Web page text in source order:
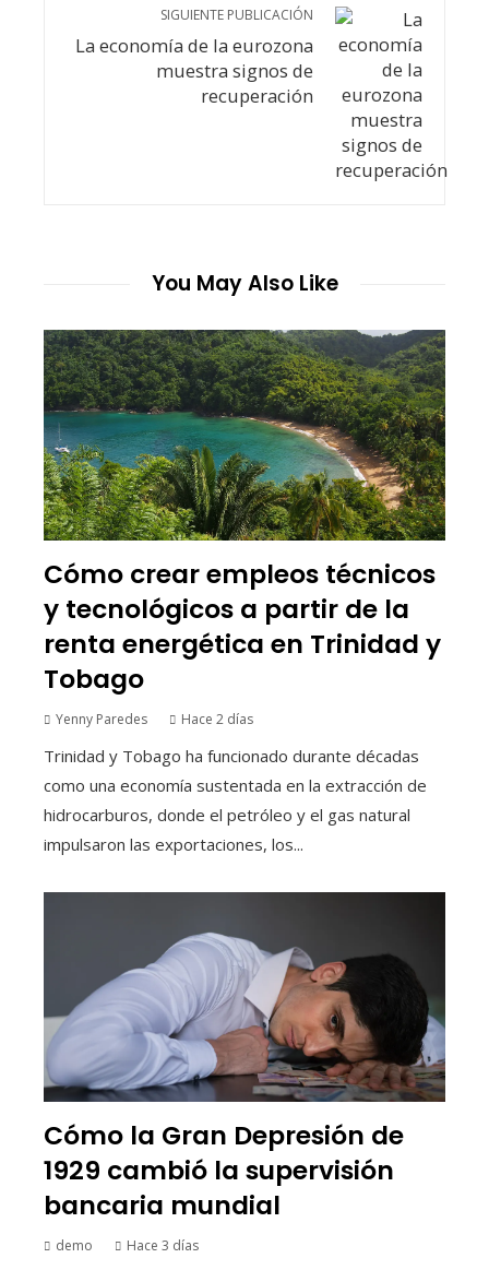
SIGUIENTE PUBLICACIÓN
La economía de la eurozona
muestra signos de
recuperación
You May Also Like
Cómo crear empleos técnicos
y tecnológicos a partir de la
renta energética en Trinidad y
Tobago
Yenny Paredes Hace 2 días
Trinidad y Tobago ha funcionado durante décadas
como una economía sustentada en la extracción de
hidrocarburos, donde el petróleo y el gas natural
impulsaron las exportaciones, los...
Cómo la Gran Depresión de
1929 cambió la supervisión
bancaria mundial
demo Hace 3 días